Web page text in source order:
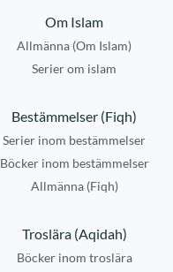
Om Islam
Allmänna (Om Islam)
Serier om islam
Bestämmelser (Fiqh)
Serier inom bestämmelser
Böcker inom bestämmelser
Allmänna (Fiqh)
Troslära (Aqidah)
Böcker inom troslära